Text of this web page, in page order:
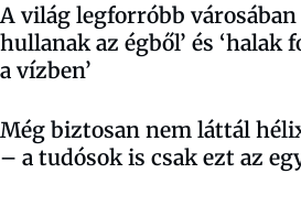
A világ legforróbb városában
hullanak az égből’ és ‘halak
a vízben’
Még biztosan nem láttál
– a tudósok is csak ezt az